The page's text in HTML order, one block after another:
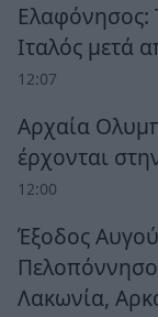
Ελαφόνησος:
Ιταλός μετά
12:07
Αρχαία
έρχονται
12:00
Έξοδος
Λακωνία,